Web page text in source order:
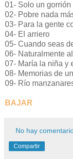
01- Solo un gorrión
02- Pobre nada
03- Para la gente
04- El arriero
05- Cuando seas
06- Naturalmente
07- María la niña y
08- Memorias de
09- Río
BAJAR
No hay
Compartir